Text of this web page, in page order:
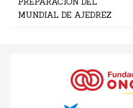
MUNDIAL DE AJEDREZ